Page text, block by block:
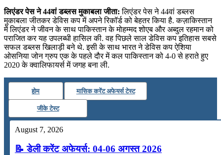
लिएंडर पेस ने 44वां डब्‍लस मुकाबला जीता: लिएंडर पेस ने 44वां डब्‍लस
मुकाबला जीतकर डेविस कप में अपने रिकॉर्ड को बेहतर किया है. कज़ाकिस्‍तान
में लिएंडर ने जीवन के साथ पाकिस्‍तान के मोहम्‍मद शोएब और अब्‍दुल रहमान को
पराजित कर यह उपलब्‍धी हासिल की. वह पिछले साल डेविस कप इतिहास सबसे
सफल डब्‍लस खिलाड़ी बने थे. इसी के साथ भारत ने डेविस कप ऐशिया
ओसनिया जोन ग्रुप एक के पहले दौर में कल पाकिस्‍तान को 4-0 से हराते हुए
2020 के क्‍वालिफायर्स में जगह बना ली.
होम मासिक करेंट अफेयर्स टेस्ट
जीके टेस्ट
August 7, 2026
📝 डेली करेंट अफेयर्स: 04-06 अगस्त 2026